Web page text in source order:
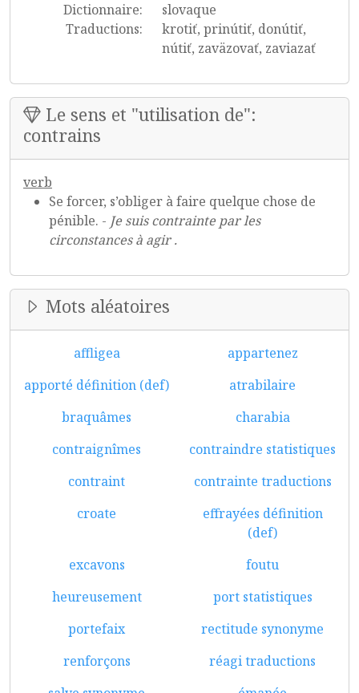
Dictionnaire:
slovaque
Traductions:
krotiť, prinútiť, donútiť,
nútiť, zaväzovať, zaviazať
Le sens et "utilisation de":
contrains
verb
Se forcer, s’obliger à faire quelque chose de
pénible. - Je suis contrainte par les
circonstances à agir .
Mots aléatoires
affligea
appartenez
apporté définition (def)
atrabilaire
braquâmes
charabia
contraignîmes
contraindre statistiques
contraint
contrainte traductions
croate
effrayées définition
(def)
excavons
foutu
heureusement
port statistiques
portefaix
rectitude synonyme
renforçons
réagi traductions